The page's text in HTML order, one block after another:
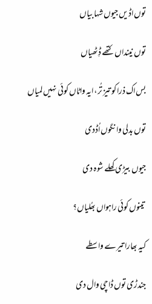
توں اڈیں جیوں شہابیاں
توں نینداں کتھے ڈِٹھیاں
بس اک ذرا کو تیز تُر، ایہ واٹاں کوئی نہیں لمیاں
توں بدلی وانگوں اُڈدی
جیوں بیڑی کھلے شوہ دی
تینوں کوئی راہواں بھُلیاں؟
کیہ بھارا تیرے واسطے
جندڑی توں ڈاچی وال دی